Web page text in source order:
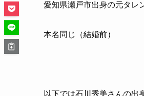
愛知県瀬戸市出身の元タレ
本名同じ（結婚前）
以下では石川秀美さんの出